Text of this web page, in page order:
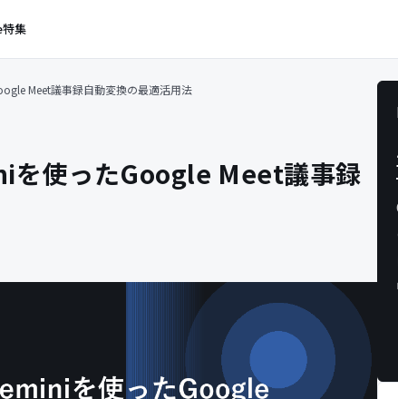
特集
Meet議事録自動変換の最適活用法
を使ったGoogle Meet議事録